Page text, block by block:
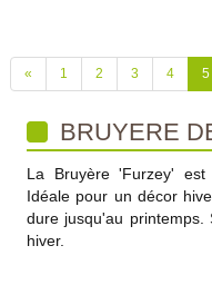
« 1 2 3 4 5
BRUYERE
La Bruyère 'Furzey'
Idéale pour un décor
dure jusqu'au printemps.
hiver.